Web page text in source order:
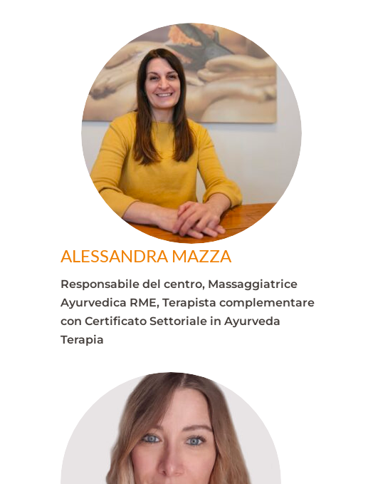
ALESSANDRA MAZZA
Responsabile del centro, Massaggiatrice
Ayurvedica RME, Terapista complementare
con Certificato Settoriale in Ayurveda
Terapia